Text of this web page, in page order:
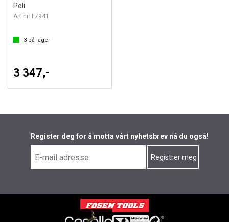
Peli
Art.nr: F7941
3 på lager
3 347,-
Register deg for å motta vårt nyhetsbrev nå du også!